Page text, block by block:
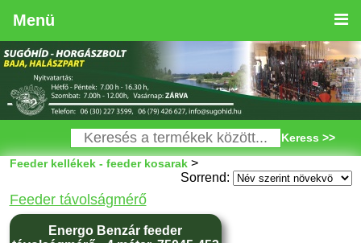
Menü
Keress >>
Feeder kellékek - feeder kosarak>
Sorrend:
Feeder távolságmérő
Energo Benzár feeder